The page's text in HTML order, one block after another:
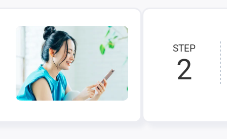
STEP
2